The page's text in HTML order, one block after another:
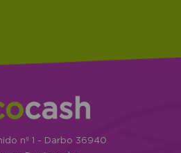
nº 1 - Darbo 36940